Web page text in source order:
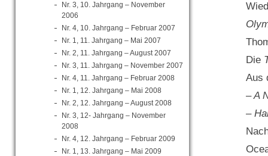
Nr. 3, 10. Jahrgang – November
2006
Nr. 4, 10. Jahrgang – Februar 2007
Nr. 1, 11. Jahrgang – Mai 2007
Nr. 2, 11. Jahrgang – August 2007
Nr. 3, 11. Jahrgang – November 2007
Nr. 4, 11. Jahrgang – Februar 2008
Nr. 1, 12. Jahrgang – Mai 2008
Nr. 2, 12. Jahrgang – August 2008
Nr. 3, 12- Jahrgang – November
2008
Nr. 4, 12. Jahrgang – Februar 2009
Nr. 1, 13. Jahrgang – Mai 2009
Die
Aus
– A
–